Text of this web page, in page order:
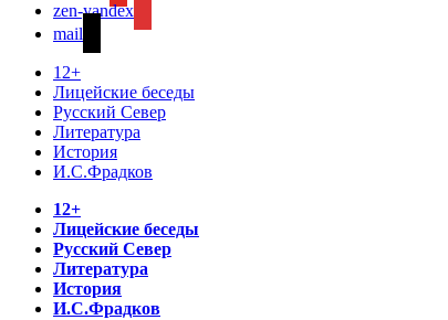
zen-yandex
mail
12+
Лицейские беседы
Русский Север
Литература
История
И.С.Фрадков
12+
Лицейские беседы
Русский Север
Литература
История
И.С.Фрадков